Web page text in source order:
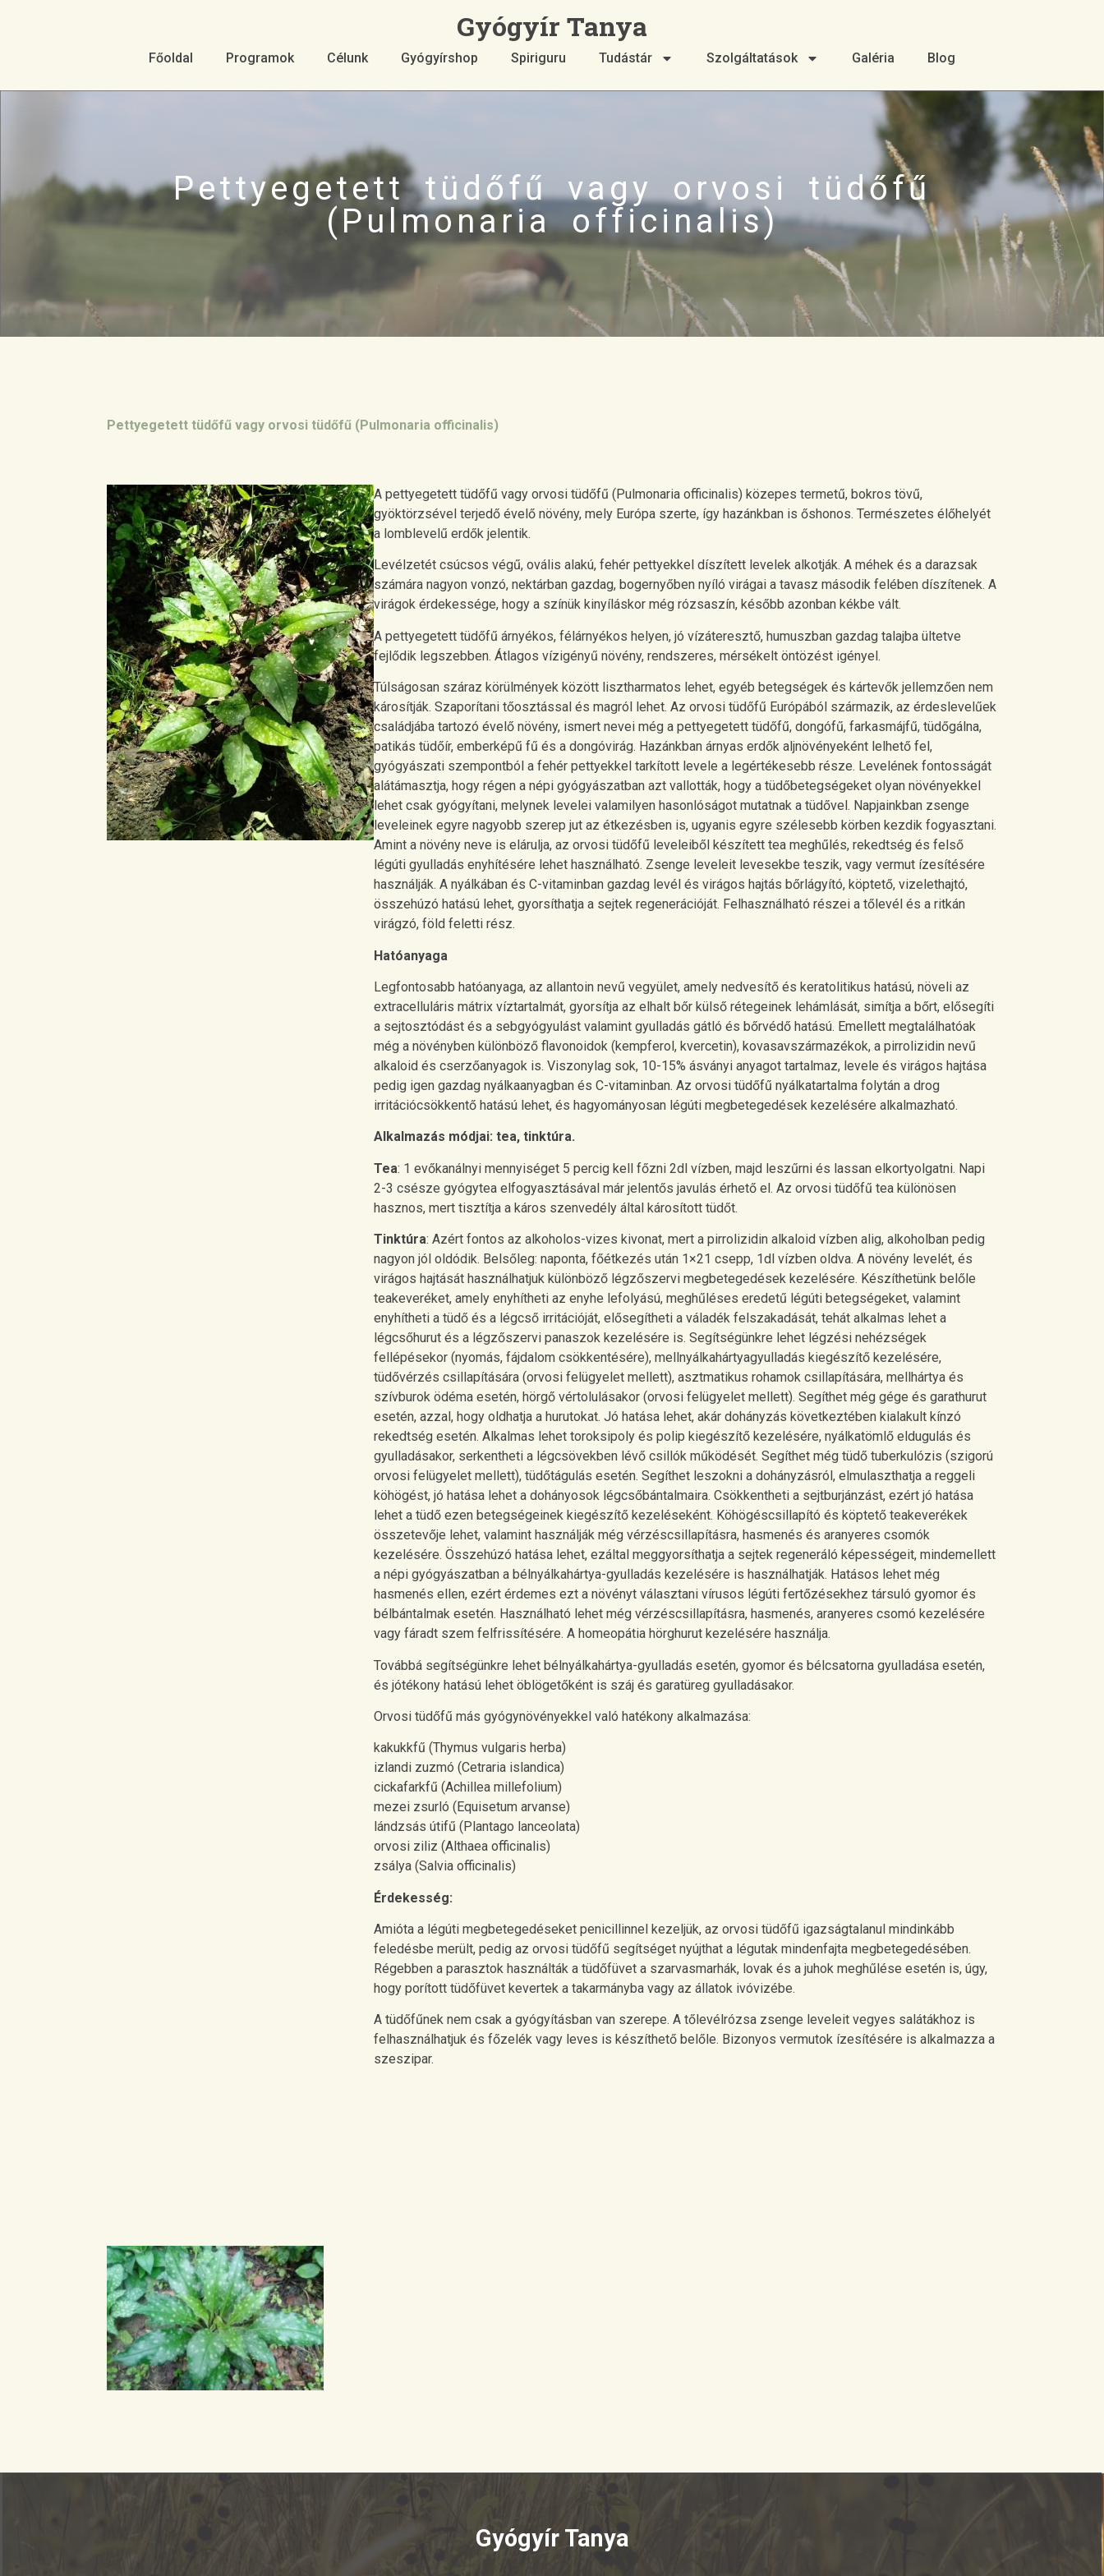
Gyógyír Tanya
Főoldal Programok Célunk Gyógyírshop Spiriguru Tudástár Szolgáltatások Galéria Blog
Pettyegetett tüdőfű vagy orvosi tüdőfű
(Pulmonaria officinalis)
Pettyegetett tüdőfű vagy orvosi tüdőfű (Pulmonaria officinalis)
A pettyegetett tüdőfű vagy orvosi tüdőfű (Pulmonaria officinalis) közepes termetű, bokros tövű,
gyöktörzsével terjedő évelő növény, mely Európa szerte, így hazánkban is őshonos. Természetes élőhelyét
a lomblevelű erdők jelentik.
Levélzetét csúcsos végű, ovális alakú, fehér pettyekkel díszített levelek alkotják. A méhek és a darazsak
számára nagyon vonzó, nektárban gazdag, bogernyőben nyíló virágai a tavasz második felében díszítenek. A
virágok érdekessége, hogy a színük kinyíláskor még rózsaszín, később azonban kékbe vált.
A pettyegetett tüdőfű árnyékos, félárnyékos helyen, jó vízáteresztő, humuszban gazdag talajba ültetve
fejlődik legszebben. Átlagos vízigényű növény, rendszeres, mérsékelt öntözést igényel.
Túlságosan száraz körülmények között lisztharmatos lehet, egyéb betegségek és kártevők jellemzően nem
károsítják. Szaporítani tőosztással és magról lehet. Az orvosi tüdőfű Európából származik, az érdeslevelűek
családjába tartozó évelő növény, ismert nevei még a pettyegetett tüdőfű, dongófű, farkasmájfű, tüdőgálna,
patikás tüdőír, emberképű fű és a dongóvirág. Hazánkban árnyas erdők aljnövényeként lelhető fel,
gyógyászati szempontból a fehér pettyekkel tarkított levele a legértékesebb része. Levelének fontosságát
alátámasztja, hogy régen a népi gyógyászatban azt vallották, hogy a tüdőbetegségeket olyan növényekkel
lehet csak gyógyítani, melynek levelei valamilyen hasonlóságot mutatnak a tüdővel. Napjainkban zsenge
leveleinek egyre nagyobb szerep jut az étkezésben is, ugyanis egyre szélesebb körben kezdik fogyasztani.
Amint a növény neve is elárulja, az orvosi tüdőfű leveleiből készített tea meghűlés, rekedtség és felső
légúti gyulladás enyhítésére lehet használható. Zsenge leveleit levesekbe teszik, vagy vermut ízesítésére
használják. A nyálkában és C-vitaminban gazdag levél és virágos hajtás bőrlágyító, köptető, vizelethajtó,
összehúzó hatású lehet, gyorsíthatja a sejtek regenerációját. Felhasználható részei a tőlevél és a ritkán
virágzó, föld feletti rész.
Hatóanyaga
Legfontosabb hatóanyaga, az allantoin nevű vegyület, amely nedvesítő és keratolitikus hatású, növeli az
extracelluláris mátrix víztartalmát, gyorsítja az elhalt bőr külső rétegeinek lehámlását, simítja a bőrt, elősegíti
a sejtosztódást és a sebgyógyulást valamint gyulladás gátló és bőrvédő hatású. Emellett megtalálhatóak
még a növényben különböző flavonoidok (kempferol, kvercetin), kovasavszármazékok, a pirrolizidin nevű
alkaloid és cserzőanyagok is. Viszonylag sok, 10-15% ásványi anyagot tartalmaz, levele és virágos hajtása
pedig igen gazdag nyálkaanyagban és C-vitaminban. Az orvosi tüdőfű nyálkatartalma folytán a drog
irritációcsökkentő hatású lehet, és hagyományosan légúti megbetegedések kezelésére alkalmazható.
Alkalmazás módjai: tea, tinktúra.
Tea: 1 evőkanálnyi mennyiséget 5 percig kell főzni 2dl vízben, majd leszűrni és lassan elkortyolgatni. Napi
2-3 csésze gyógytea elfogyasztásával már jelentős javulás érhető el. Az orvosi tüdőfű tea különösen
hasznos, mert tisztítja a káros szenvedély által károsított tüdőt.
Tinktúra: Azért fontos az alkoholos-vizes kivonat, mert a pirrolizidin alkaloid vízben alig, alkoholban pedig
nagyon jól oldódik. Belsőleg: naponta, főétkezés után 1×21 csepp, 1dl vízben oldva. A növény levelét, és
virágos hajtását használhatjuk különböző légzőszervi megbetegedések kezelésére. Készíthetünk belőle
teakeveréket, amely enyhítheti az enyhe lefolyású, meghűléses eredetű légúti betegségeket, valamint
enyhítheti a tüdő és a légcső irritációját, elősegítheti a váladék felszakadását, tehát alkalmas lehet a
légcsőhurut és a légzőszervi panaszok kezelésére is. Segítségünkre lehet légzési nehézségek
fellépésekor (nyomás, fájdalom csökkentésére), mellnyálkahártyagyulladás kiegészítő kezelésére,
tüdővérzés csillapítására (orvosi felügyelet mellett), asztmatikus rohamok csillapítására, mellhártya és
szívburok ödéma esetén, hörgő vértolulásakor (orvosi felügyelet mellett). Segíthet még gége és garathurut
esetén, azzal, hogy oldhatja a hurutokat. Jó hatása lehet, akár dohányzás következtében kialakult kínzó
rekedtség esetén. Alkalmas lehet toroksipoly és polip kiegészítő kezelésére, nyálkatömlő eldugulás és
gyulladásakor, serkentheti a légcsövekben lévő csillók működését. Segíthet még tüdő tuberkulózis (szigorú
orvosi felügyelet mellett), tüdőtágulás esetén. Segíthet leszokni a dohányzásról, elmulaszthatja a reggeli
köhögést, jó hatása lehet a dohányosok légcsőbántalmaira. Csökkentheti a sejtburjánzást, ezért jó hatása
lehet a tüdő ezen betegségeinek kiegészítő kezeléseként. Köhögéscsillapító és köptető teakeverékek
összetevője lehet, valamint használják még vérzéscsillapításra, hasmenés és aranyeres csomók
kezelésére. Összehúzó hatása lehet, ezáltal meggyorsíthatja a sejtek regeneráló képességeit, mindemellett
a népi gyógyászatban a bélnyálkahártya-gyulladás kezelésére is használhatják. Hatásos lehet még
hasmenés ellen, ezért érdemes ezt a növényt választani vírusos légúti fertőzésekhez társuló gyomor és
bélbántalmak esetén. Használható lehet még vérzéscsillapításra, hasmenés, aranyeres csomó kezelésére
vagy fáradt szem felfrissítésére. A homeopátia hörghurut kezelésére használja.
Továbbá segítségünkre lehet bélnyálkahártya-gyulladás esetén, gyomor és bélcsatorna gyulladása esetén,
és jótékony hatású lehet öblögetőként is száj és garatüreg gyulladásakor.
Orvosi tüdőfű más gyógynövényekkel való hatékony alkalmazása:
kakukkfű (Thymus vulgaris herba)
izlandi zuzmó (Cetraria islandica)
cickafarkfű (Achillea millefolium)
mezei zsurló (Equisetum arvanse)
lándzsás útifű (Plantago lanceolata)
orvosi ziliz (Althaea officinalis)
zsálya (Salvia officinalis)
Érdekesség:
Amióta a légúti megbetegedéseket penicillinnel kezeljük, az orvosi tüdőfű igazságtalanul mindinkább
feledésbe merült, pedig az orvosi tüdőfű segítséget nyújthat a légutak mindenfajta megbetegedésében.
Régebben a parasztok használták a tüdőfüvet a szarvasmarhák, lovak és a juhok meghűlése esetén is, úgy,
hogy porított tüdőfüvet kevertek a takarmányba vagy az állatok ivóvizébe.
A tüdőfűnek nem csak a gyógyításban van szerepe. A tőlevélrózsa zsenge leveleit vegyes salátákhoz is
felhasználhatjuk és főzelék vagy leves is készíthető belőle. Bizonyos vermutok ízesítésére is alkalmazza a
szeszipar.
Gyógyír Tanya